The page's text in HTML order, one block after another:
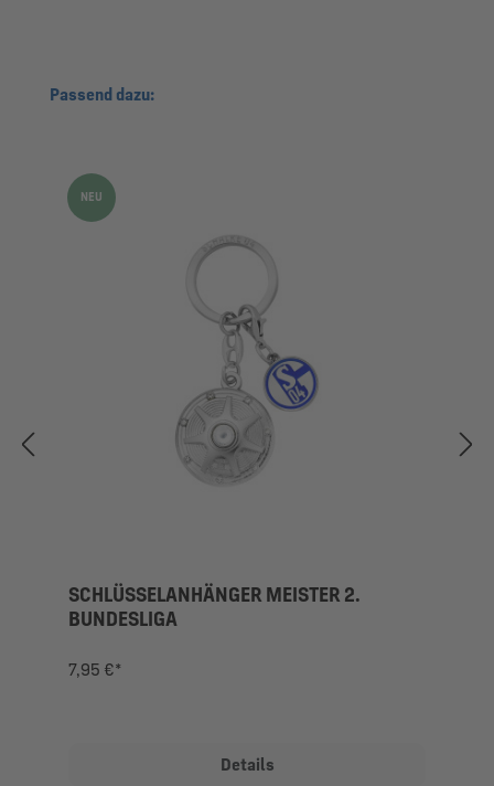
Produktgalerie überspringen
Passend dazu:
NEU
SCHLÜSSELANHÄNGER MEISTER 2.
BUNDESLIGA
7,95 €*
Details